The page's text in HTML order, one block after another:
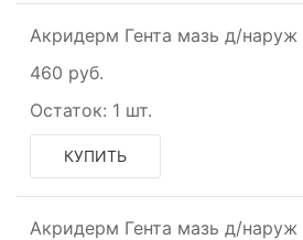
Акридерм Гента мазь д/наруж
460 руб.
Остаток: 1 шт.
КУПИТЬ
Акридерм Гента мазь д/наруж